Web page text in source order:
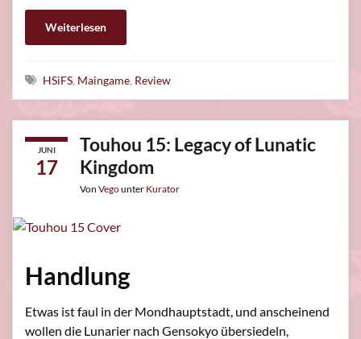
Weiterlesen
Schlagwörter
HSiFS, Maingame, Review
JUNI
17
Touhou 15: Legacy of Lunatic
Kingdom
Von Vegounter Kurator
Handlung
Etwas ist faul in der Mondhauptstadt, und anscheinend
wollen die Lunarier nach Gensokyo übersiedeln,